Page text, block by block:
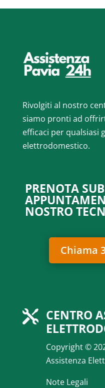
Rivolgiti al nostro
siamo pronti ad
efficaci per qualsiasi
elettrodomestico.
PRENOTA
NOSTRO
Chiama
 CENTRO
Copyright ©
Assistenza
Note Legali